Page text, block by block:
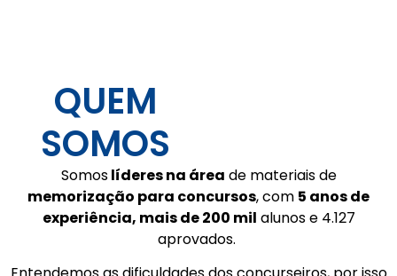
QUEM
SOMOS
Somoslíderes na área de materiais de
memorização para concursos, com 5 anos de
experiência, mais de 200 mil alunos e 4.127
aprovados.